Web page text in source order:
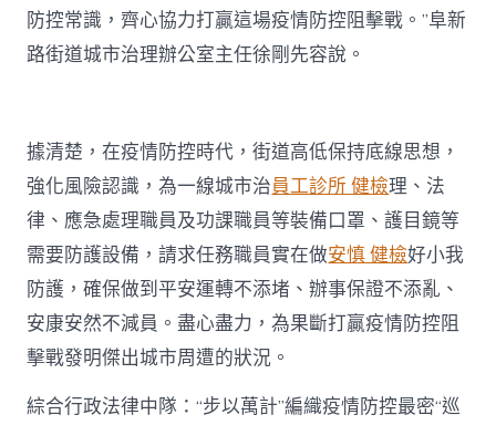
防控常識，齊心協力打贏這場疫情防控阻擊戰。”阜新
路街道城市治理辦公室主任徐剛先容說。
據清楚，在疫情防控時代，街道高低保持底線思想，
強化風險認識，為一線城市治員工診所 健檢理、法
律、應急處理職員及功課職員等裝備口罩、護目鏡等
需要防護設備，請求任務職員實在做安慎 健檢好小我
防護，確保做到平安運轉不添堵、辦事保證不添亂、
安康安然不減員。盡心盡力，為果斷打贏疫情防控阻
擊戰發明傑出城市周遭的狀況。
綜合行政法律中隊：“步以萬計”編織疫情防控最密“巡